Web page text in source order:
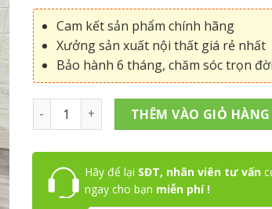
Cam kết sản phẩm chính hãng
Xưởng sản xuất nội thất giá rẻ nhất
Bảo hành 6 tháng, chăm sóc trọn đời
Ghế xoay văn phòng PT-16 số lượng
THÊM VÀO GIỎ HÀNG
Hãy để lại SĐT, nhân viên tư vấn
ngay cho bạn miễn phí !